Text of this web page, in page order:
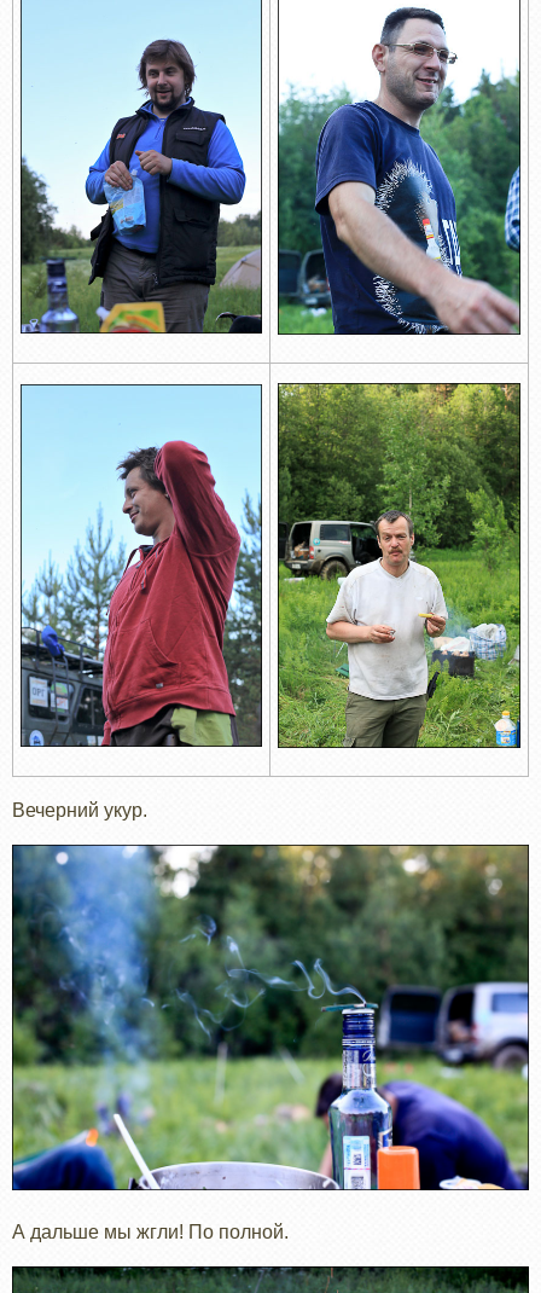
Вечерний укур.
А дальше мы жгли! По полной.